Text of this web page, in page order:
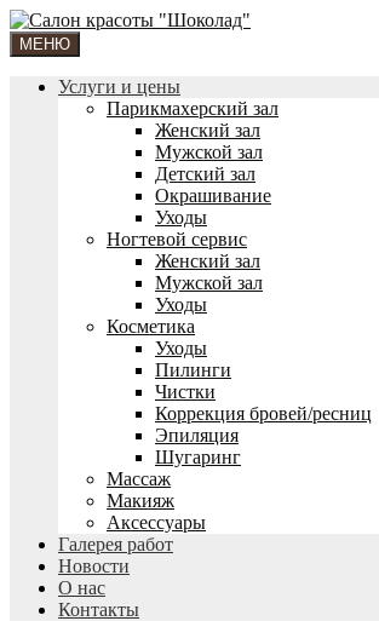
МЕНЮ
Услуги и цены
Парикмахерский зал
Женский зал
Мужской зал
Детский зал
Окрашивание
Уходы
Ногтевой сервис
Женский зал
Мужской зал
Уходы
Косметика
Уходы
Пилинги
Чистки
Коррекция бровей/ресниц
Эпиляция
Шугаринг
Массаж
Макияж
Аксессуары
Галерея работ
Новости
О нас
Контакты